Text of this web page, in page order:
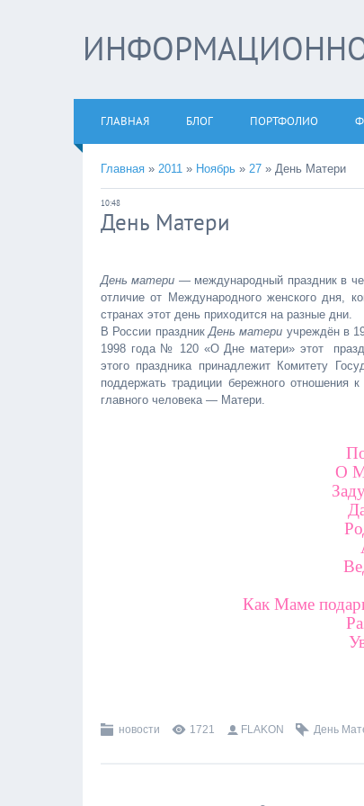
ГЛАВНАЯ БЛОГ ПОРТФОЛИО
Главная » 2011 » Ноябрь » 27 » День Матери
10:48
День Матери
День матери — международный праздник в
отличие от Международного женского дня,
странах этот день приходится на разные дни.
В России праздникДень матери учреждён в
1998 года № 120 «О Дне матери» этот
этого праздника принадлежит Комитету
поддержать традиции бережного отношения
главного человека — Матери.
О
Как Маме
новости 1721 FLAKON День